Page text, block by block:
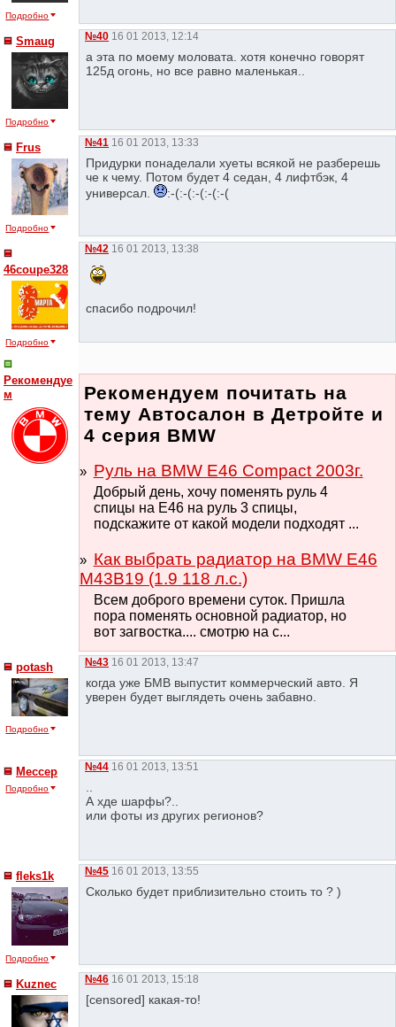
Подробно
Smaug
Подробно
№40 16 01 2013, 12:14
а эта по моему моловата. хотя конечно говорят
125д огонь, но все равно маленькая..
Frus
Подробно
№41 16 01 2013, 13:33
Придурки понаделали хуеты всякой не разберешь
че к чему. Потом будет 4 седан, 4 лифтбэк, 4
универсал.
:-(:-(:-(:-(:-(
46coupe328
Подробно
№42 16 01 2013, 13:38
спасибо подрочил!
Рекомендуе
м
Рекомендуем почитать на
тему Автосалон в Детройте и
4 серия BMW
Руль на BMW E46 Compact 2003г.
Добрый день, хочу поменять руль 4
спицы на Е46 на руль 3 спицы,
подскажите от какой модели подходят ...
Как выбрать радиатор на BMW E46
M43B19 (1.9 118 л.с.)
Всем доброго времени суток. Пришла
пора поменять основной радиатор, но
вот загвостка.... смотрю на с...
potash
Подробно
№43 16 01 2013, 13:47
когда уже БМВ выпустит коммерческий авто. Я
уверен будет выглядеть очень забавно.
Мессер
Подробно
№44 16 01 2013, 13:51
А хде шарфы?..
или фоты из других регионов?
fleks1k
Подробно
№45 16 01 2013, 13:55
Сколько будет приблизительно стоить то ? )
Kuznec №46 16 01 2013, 15:18
[censored] какая-то!